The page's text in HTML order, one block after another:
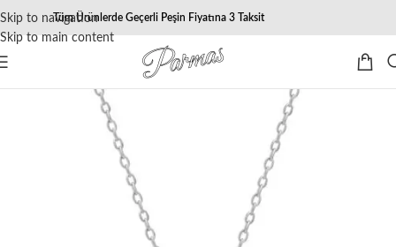
Skip to navigation
Skip to main content
Tüm Ürünlerde Geçerli Peşin Fiyatına 3 Taksit